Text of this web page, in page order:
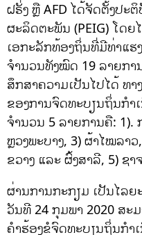
ຝຣັ່ງ ຫຼື AFD ໄດ້ຈັດຕັ້ງປະ
ຜະລິດຕະພັນ (PEIG) ໂດ
ເອກະລັກທ້ອງຖິ່ນທີ່ມີທ່າແຮ
ຈຳນວນທັງໝົດ 19 ລາຍກາ
ສຶກສາຄວາມເປັນໄປໄດ້ ທ
ຂອງການຈົດທະບຽນຖິ່ນກໍາ
ຈໍານວນ 5 ລາຍການຄື: 1).
ຫຼວງພະບາງ, 3) ຜ້າໄໝລາ
ຂວາງ ແລະ ຜົ້ງສາລີ, 5) ຊ
ຜ່ານການກະກຽມ ເປັນໄລຍ
ວັນທີ 24 ກຸມພາ 2020 ສະ
ຄໍາຮ້ອງຂໍຈົດທະບຽນຖິ່ນກໍາ